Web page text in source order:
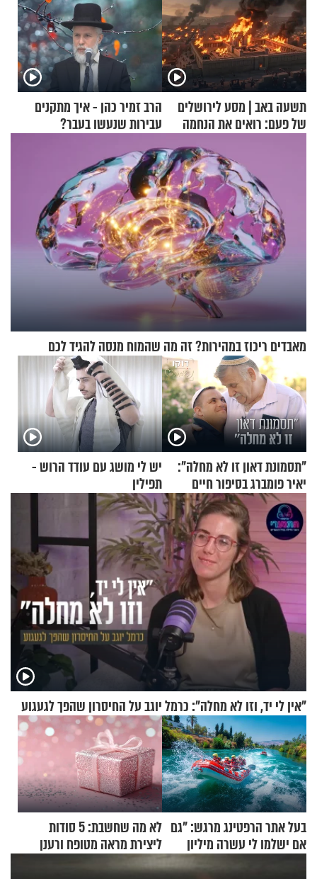
תשעה באב | מסע לירושלים
של פעם: רואים את הנחמה
הרב זמיר כהן - איך מתקנים
עבירות שנעשו בעבר?
מאבדים ריכוז במהירות? זה מה שהמוח מנסה להגיד לכם
"תסמונת דאון זו לא מחלה":
יאיר פומברג בסיפור חיים
מעורר השראה
יש לי מושג עם עודד הרוש -
תפילין
"אין לי יד, וזו לא מחלה": כרמל יוגב על החיסרון שהפך לגעגוע
בעל אתר הרפטינג מרגש: "גם
אם ישלמו לי עשרה מיליון
שקלים - לא אפתח בשבת"
לא מה שחשבת: 5 סודות
ליצירת מראה מטופח ורענן